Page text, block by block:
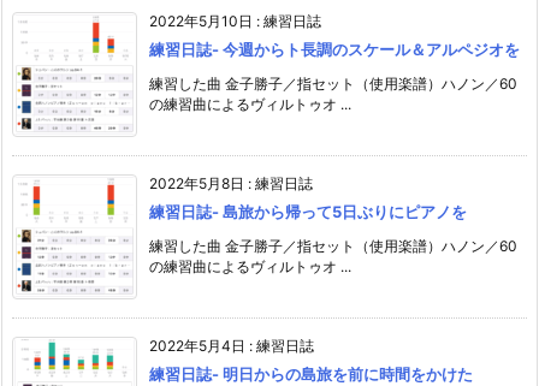
2022年5月10日 : 練習日誌
練習日誌- 今週からト長調のスケール＆アルペジオを
練習した曲 金子勝子／指セット（使用楽譜）ハノン／60
の練習曲によるヴィルトゥオ ...
2022年5月8日 : 練習日誌
練習日誌- 島旅から帰って5日ぶりにピアノを
練習した曲 金子勝子／指セット（使用楽譜）ハノン／60
の練習曲によるヴィルトゥオ ...
2022年5月4日 : 練習日誌
練習日誌- 明日からの島旅を前に時間をかけた